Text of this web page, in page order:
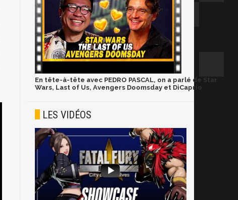
En tête-à-tête avec PEDRO PASCAL, on a parlé de Star
Wars, Last of Us, Avengers Doomsday et DiCaprio
LES VIDÉOS